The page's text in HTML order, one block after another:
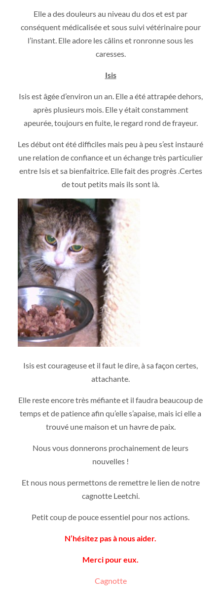
Elle a des douleurs au niveau du dos et est par
conséquent médicalisée et sous suivi vétérinaire pour
l’instant. Elle adore les câlins et ronronne sous les
caresses.
Isis
Isis est âgée d’environ un an. Elle a été attrapée dehors,
après plusieurs mois. Elle y était constamment
apeurée, toujours en fuite, le regard rond de frayeur.
Les début ont été difficiles mais peu à peu s’est instauré
une relation de confiance et un échange très particulier
entre Isis et sa bienfaitrice. Elle fait des progrès .Certes
de tout petits mais ils sont là.
Isis est courageuse et il faut le dire, à sa façon certes,
attachante.
Elle reste encore très méfiante et il faudra beaucoup de
temps et de patience afin qu’elle s’apaise, mais ici elle a
trouvé une maison et un havre de paix.
Nous vous donnerons prochainement de leurs
nouvelles !
Et nous nous permettons de remettre le lien de notre
cagnotte Leetchi.
Petit coup de pouce essentiel pour nos actions.
N’hésitez pas à nous aider.
Merci pour eux.
Cagnotte